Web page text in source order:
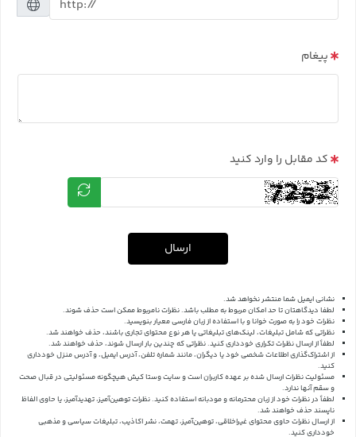
پیغام
کد مقابل را وارد کنید
ارسال
نشانی ایمیل شما منتشر نخواهد شد.
لطفا دیدگاهتان تا حد امکان مربوط به مطلب باشد. نظرات نامربوط ممکن است حذف شوند.
نظرات خود را به صورت خوانا و با استفاده از زبان فارسی معیار بنویسید.
نظراتی که شامل تبلیغات، لینک‌های تبلیغاتی یا هر نوع محتوای تجاری باشند، حذف خواهند شد.
لطفاً از ارسال نظرات تکراری خودداری کنید. نظراتی که چندین بار ارسال شوند، حذف خواهند شد.
از اشتراک‌گذاری اطلاعات شخصی خود یا دیگران، مانند شماره تلفن، آدرس ایمیل، و آدرس منزل خودداری
کنید.
مسئولیت نظرات ارسال شده بر عهده کاربران است و سایت وستا کیش هیچگونه مسئولیتی در قبال صحت
و سقم آنها ندارد.
لطفاً در نظرات خود از زبان محترمانه و مودبانه استفاده کنید. نظرات توهین‌آمیز، تهدیدآمیز، یا حاوی الفاظ
ناپسند حذف خواهند شد.
از ارسال نظرات حاوی محتوای غیراخلاقی، توهین‌آمیز، تهمت، نشر اکاذیب، تبلیغات سیاسی و مذهبی
خودداری کنید.